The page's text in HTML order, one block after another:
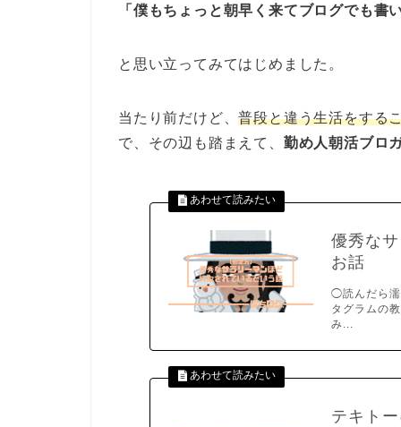
「僕もちょっと朝早く来てブログでも書
と思い立ってみてはじめました。
当たり前だけど、普段と違う生活をする
で、その辺も踏まえて、 勤め人朝活ブロ
優秀な
お話
◯読んだら
タグラムの
み...
テキト